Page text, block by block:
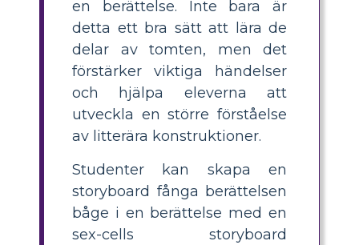
en berättelse. Inte bara är
detta ett bra sätt att lära de
delar av tomten, men det
förstärker viktiga händelser
och hjälpa eleverna att
utveckla en större förståelse
av litterära konstruktioner.
Studenter kan skapa en
storyboard fånga berättelsen
båge i en berättelse med en
sex-cells storyboard